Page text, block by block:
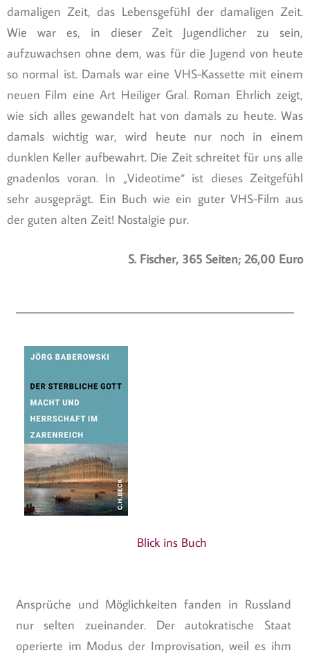
damaligen Zeit, das Lebensgefühl der damaligen Zeit.
Wie war es, in dieser Zeit Jugendlicher zu sein,
aufzuwachsen ohne dem, was für die Jugend von heute
so normal ist. Damals war eine VHS-Kassette mit einem
neuen Film eine Art Heiliger Gral. Roman Ehrlich zeigt,
wie sich alles gewandelt hat von damals zu heute. Was
damals wichtig war, wird heute nur noch in einem
dunklen Keller aufbewahrt. Die Zeit schreitet für uns alle
gnadenlos voran. In „Videotime“ ist dieses Zeitgefühl
sehr ausgeprägt. Ein Buch wie ein guter VHS-Film aus
der guten alten Zeit! Nostalgie pur.
S. Fischer, 365 Seiten; 26,00 Euro
Blick ins Buch
Ansprüche und Möglichkeiten fanden in Russland
nur selten zueinander. Der autokratische Staat
operierte im Modus der Improvisation, weil es ihm